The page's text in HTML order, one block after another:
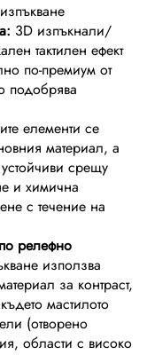
3D изпъкнали/
тактилен ефект
по-премиум от
подобрява
елементи се
материал, а
срещу
и химична
с течение на
релефно
използва
за контраст,
мастилото
(отворено
области с високо